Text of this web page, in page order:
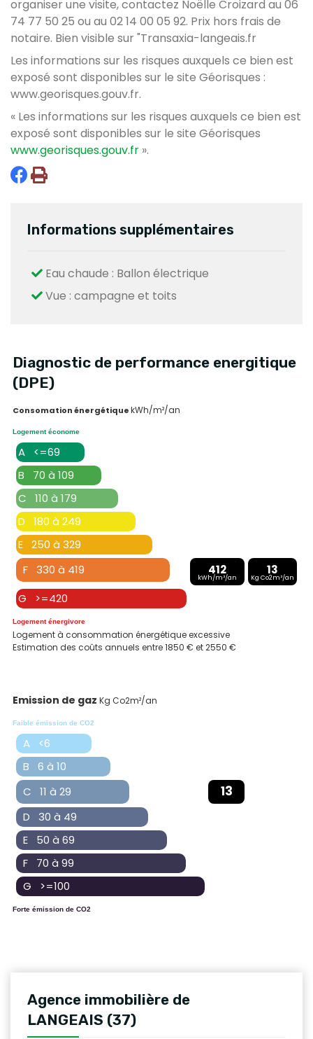
organiser une visite, contactez Noëlle Croizard au 06
74 77 50 25 ou au 02 14 00 05 92. Prix hors frais de
notaire. Bien visible sur "Transaxia-langeais.fr
Les informations sur les risques auxquels ce bien est
exposé sont disponibles sur le site Géorisques :
www.georisques.gouv.fr.
« Les informations sur les risques auxquels ce bien est
exposé sont disponibles sur le site Géorisques
www.georisques.gouv.fr ».
Informations supplémentaires
Eau chaude : Ballon électrique
Vue : campagne et toits
Diagnostic de performance energitique
(DPE)
Consomation énergétiquekWh/m²/an
Logement économe
A <=69
B 70 à 109
C 110 à 179
D 180 à 249
E 250 à 329
F 330 à 419
412
kWh/m²/an
13
Kg Co2m²/an
G >=420
Logement énergivore
Logement à consommation énergétique excessive
Estimation des coûts annuels entre 1850 € et 2550 €
Emission de gaz Kg Co2m²/an
Faible émission de CO2
A <6
B 6 à 10
C 11 à 29
13
D 30 à 49
E 50 à 69
F 70 à 99
G >=100
Forte émission de CO2
Agence immobilière de
LANGEAIS (37)